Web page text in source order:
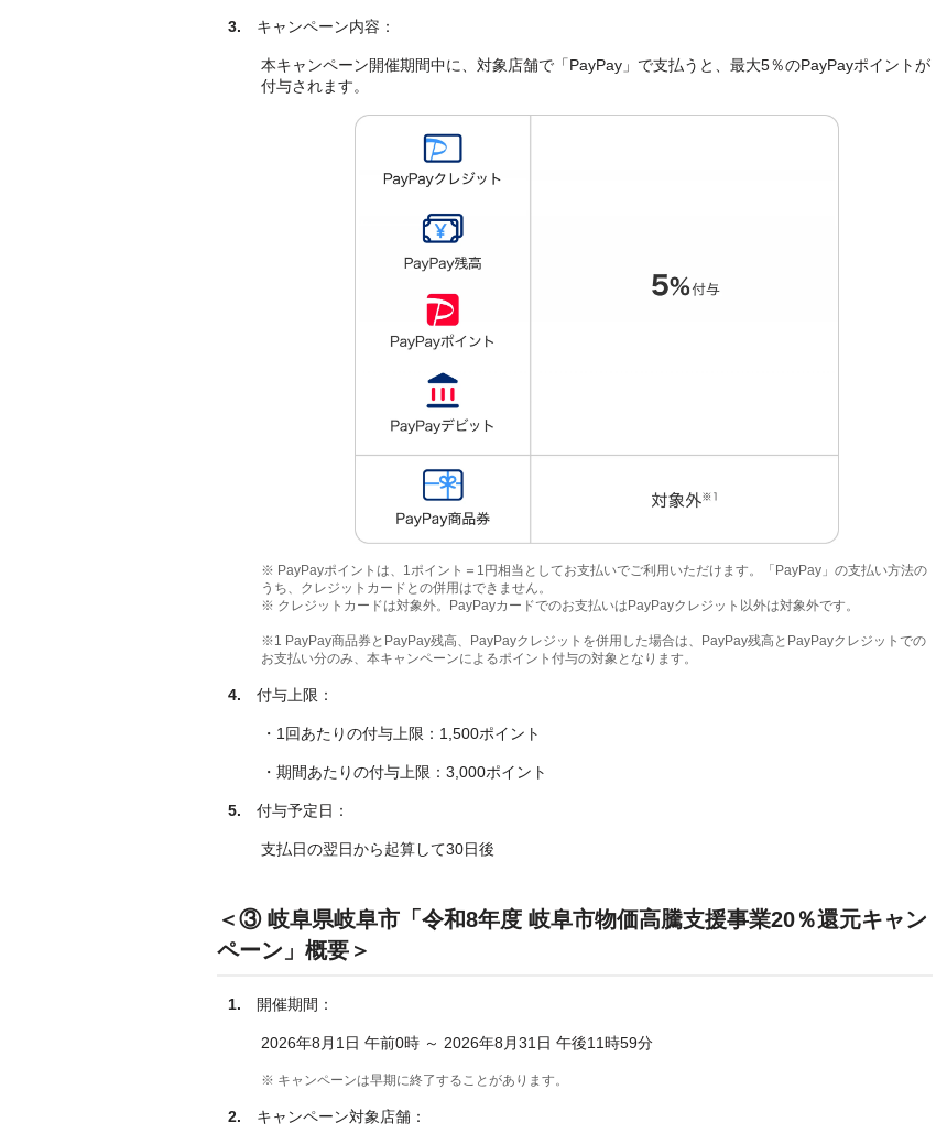
3. キャンペーン内容：
本キャンペーン開催期間中に、対象店舗で「PayPay」で支払うと、最大5％のPayPayポイントが
付与されます。
※ PayPayポイントは、1ポイント＝1円相当としてお支払いでご利用いただけます。「PayPay」の支払い方法の
うち、クレジットカードとの併用はできません。
※ クレジットカードは対象外。PayPayカードでのお支払いはPayPayクレジット以外は対象外です。
※1 PayPay商品券とPayPay残高、PayPayクレジットを併用した場合は、PayPay残高とPayPayクレジットでの
お支払い分のみ、本キャンペーンによるポイント付与の対象となります。
4. 付与上限：
・1回あたりの付与上限：1,500ポイント
・期間あたりの付与上限：3,000ポイント
5. 付与予定日：
支払日の翌日から起算して30日後
＜③ 岐阜県岐阜市「令和8年度 岐阜市物価高騰支援事業20％還元キャン
ペーン」概要＞
1. 開催期間：
2026年8月1日 午前0時 ～ 2026年8月31日 午後11時59分
※ キャンペーンは早期に終了することがあります。
2. キャンペーン対象店舗：